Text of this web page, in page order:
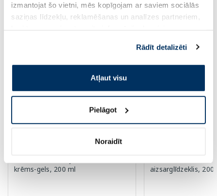
izmantojat šo vietni, mēs kopīgojam ar saviem sociālās
saziņas līdzekļu, reklamēšanas un analīzes partneriem,
pakalpojumus. Ja piekrītat šo papildu sīkdatņu
izmantošanai, lūdzu, atzīmējiet savu izvēli:
Rādīt detalizēti
Atļaut visu
Pielāgot
Noraidīt
Saules aizsardzībai vasarā ☀️
krēms-gels, 200 ml
BABE Sunscreen
aizsarglīdzeklis, 200